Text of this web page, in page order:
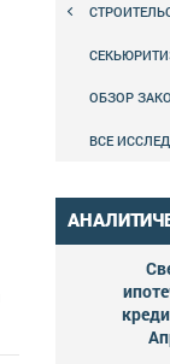
ОБЗОР
ВСЕ